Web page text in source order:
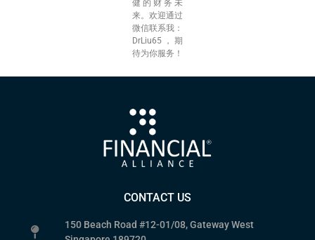
健的财务未
来。欢迎通过
微信联系我：
DrLiu65，期
待为你服务！
CONTACT US
150 Beach Road #12-01/08, Gateway West